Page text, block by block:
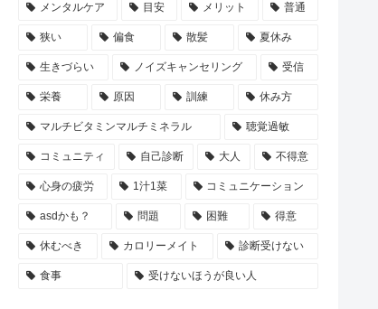
メンタルケア 目安 メリット 普通
狭い 偏食 散髪 夏休み
生きづらい ノイズキャンセリング 受信
栄養 原因 訓練 休み方
マルチビタミンマルチミネラル 聴覚過敏
コミュニティ 自己診断 大人 不得意
心身の疲労 1汁1菜 コミュニケーション
asdかも？ 問題 困難 得意
休むべき カロリーメイト 診断受けない
食事 受けないほうが良い人